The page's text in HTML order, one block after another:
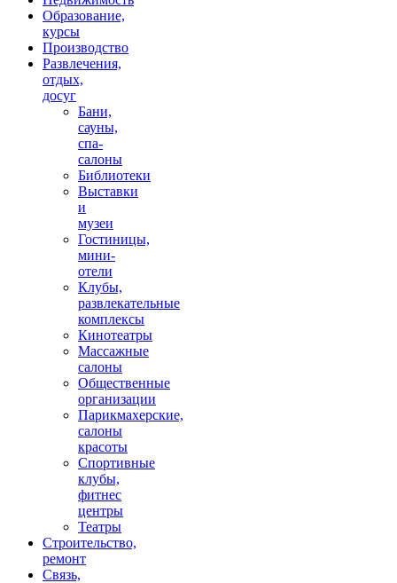
Образование,
курсы
Производство
Развлечения,
отдых,
досуг
Бани,
сауны,
спа-
салоны
Библиотеки
Выставки
и
музеи
Гостиницы,
мини-
отели
Клубы,
развлекательные
комплексы
Кинотеатры
Массажные
салоны
Общественные
организации
Парикмахерские,
салоны
красоты
Спортивные
клубы,
фитнес
центры
Театры
Строительство,
ремонт
Связь,